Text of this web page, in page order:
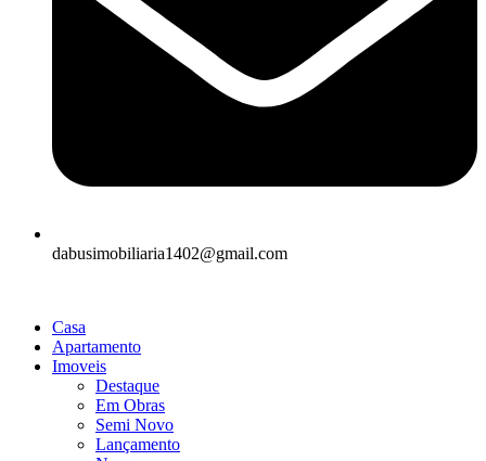
dabusimobiliaria1402@gmail.com
Casa
Apartamento
Imoveis
Destaque
Em Obras
Semi Novo
Lançamento